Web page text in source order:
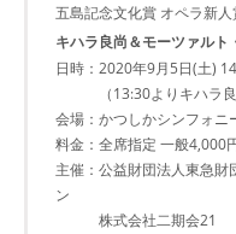
五島記念文化賞 オペラ新
キハラ良尚＆モーツァル
日時：2020年9月5日(土)
（13:30よりキハラ良
会場：かつしかシンフォニ
料金：全席指定 一般4,000
主催：公益財団法人東急
ン
株式会社二期会21